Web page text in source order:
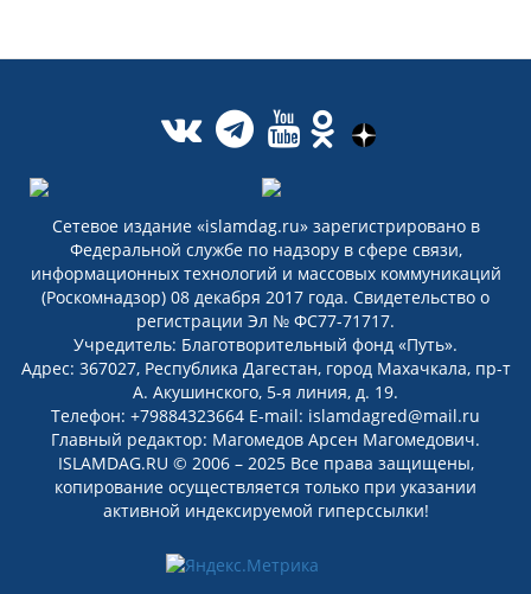
Сетевое издание «islamdag.ru» зарегистрировано в
Федеральной службе по надзору в сфере связи,
информационных технологий и массовых коммуникаций
(Роскомнадзор) 08 декабря 2017 года. Свидетельство о
регистрации Эл № ФС77-71717.
Учредитель: Благотворительный фонд «Путь».
Адрес: 367027, Республика Дагестан, город Махачкала, пр-т
А. Акушинского, 5-я линия, д. 19.
Телефон: +79884323664 E-mail: islamdagred@mail.ru
Главный редактор: Магомедов Арсен Магомедович.
ISLAMDAG.RU © 2006 – 2025 Все права защищены,
копирование осуществляется только при указании
активной индексируемой гиперссылки!